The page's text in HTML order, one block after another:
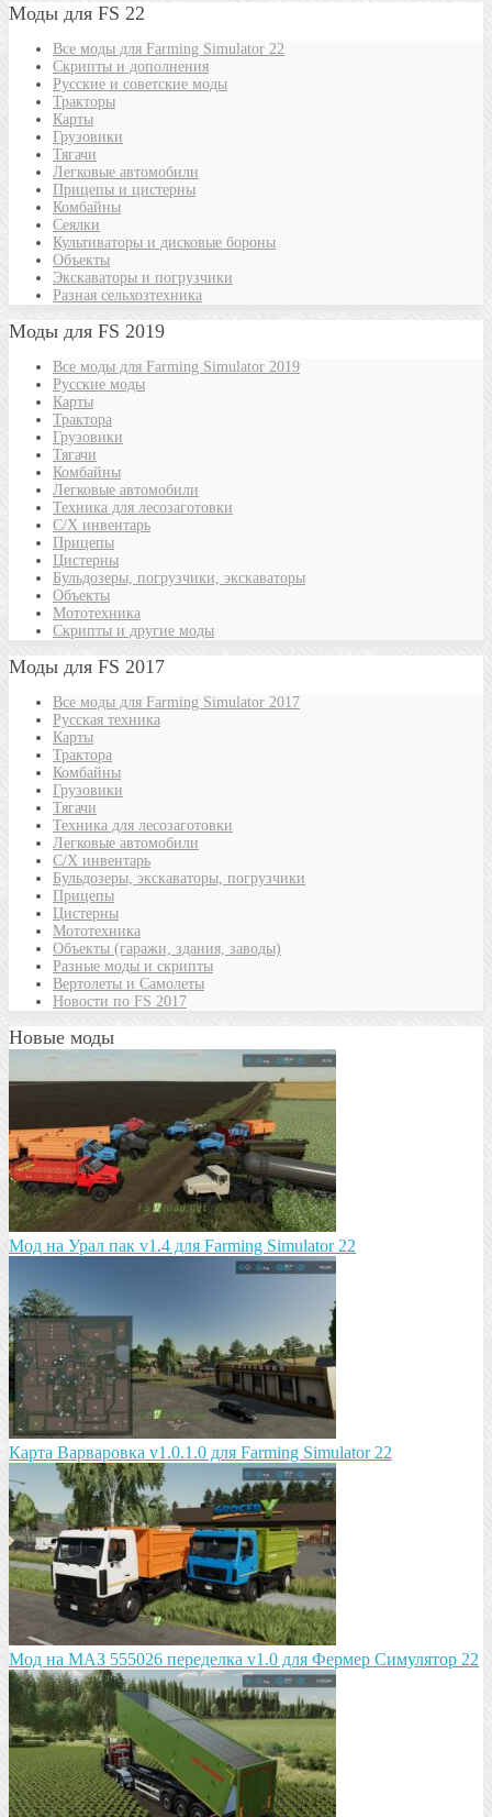
Моды для FS 22
Все моды для Farming Simulator 22
Скрипты и дополнения
Русские и советские моды
Тракторы
Карты
Грузовики
Тягачи
Легковые автомобили
Прицепы и цистерны
Комбайны
Сеялки
Культиваторы и дисковые бороны
Объекты
Экскаваторы и погрузчики
Разная сельхозтехника
Моды для FS 2019
Все моды для Farming Simulator 2019
Русские моды
Карты
Трактора
Грузовики
Тягачи
Комбайны
Легковые автомобили
Техника для лесозаготовки
С/Х инвентарь
Прицепы
Цистерны
Бульдозеры, погрузчики, экскаваторы
Объекты
Мототехника
Скрипты и другие моды
Моды для FS 2017
Все моды для Farming Simulator 2017
Русская техника
Карты
Трактора
Комбайны
Грузовики
Тягачи
Техника для лесозаготовки
Легковые автомобили
С/Х инвентарь
Бульдозеры, экскаваторы, погрузчики
Прицепы
Цистерны
Мототехника
Объекты (гаражи, здания, заводы)
Разные моды и скрипты
Вертолеты и Самолеты
Новости по FS 2017
Новые моды
Мод на Урал пак v1.4 для Farming Simulator 22
Карта Варваровка v1.0.1.0 для Farming Simulator 22
Мод на МАЗ 555026 пeрeдeлка v1.0 для Фермер Симулятор 22